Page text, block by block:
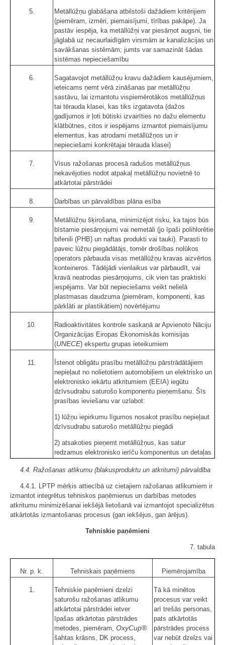
5.
Metāllūžņu glabāšana atbilstoši dažādiem kritērijiem
(piemēram, izmēri, piemaisījumi, tīrības pakāpe). Ja
pastāv iespēja, ka metāllūžņi var piesārņot augsni, tie
jāglabā uz necaurlaidīgām virsmām ar kanalizācijas un
savākšanas sistēmām; jumts var samazināt šādas
sistēmas nepieciešamību
6.
Sagatavojot metāllūžņu kravu dažādiem kausējumiem,
ieteicams ņemt vērā zināšanas par metāllūžņu
sastāvu, lai izmantotu vispiemērotākos metāllūžņus
tai tērauda klasei, kas tiks izgatavota (dažos
gadījumos ir ļoti būtiski izvairīties no dažu elementu
klātbūtnes, citos ir iespējams izmantot piemaisījumu
elementus, kas atrodami metāllūžņos un ir
nepieciešami konkrētajai tērauda klasei)
7.
Visus ražošanas procesā radušos metāllūžņus
nekavējoties nodot atpakaļ metāllūžņu novietnē to
atkārtotai pārstrādei
8. Darbības un pārvaldības plāna esība
9.
Metāllūžņu šķirošana, minimizējot risku, ka tajos būs
bīstamie piesārņojumi vai nemetāli (jo īpaši polihlorētie
bifenili (PHB) un naftas produkti vai tauki). Parasti to
paveic lūžņu piegādātājs, tomēr drošības nolūkos
operators pārbauda visas metāllūžņu kravas aizvērtos
konteineros. Tādējādi vienlaikus var pārbaudīt, vai
kravā neatrodas piesārņojums, cik vien tas praktiski
iespējams. Var būt nepieciešams veikt nelielā
plastmasas daudzuma (piemēram, komponenti, kas
pārklāti ar plastikātiem) novērtējumu
10.
Radioaktivitātes kontrole saskaņā ar Apvienoto Nāciju
Organizācijas Eiropas Ekonomiskās komisijas
(UNECE) ekspertu grupas ieteikumiem
11.
Īstenot obligātu prasību metāllūžņu pārstrādātājiem
nepieļaut no nolietotiem automobiļiem un elektrisko un
elektronisko iekārtu atkritumiem (EEIA) iegūtu
dzīvsudrabu saturošo komponentu pieņemšanu. Šīs
prasības ieviešanu var uzlabot:
1) lūžņu iepirkumu līgumos nosakot prasību nepieļaut
dzīvsudrabu saturošo metāllūžņu piegādi
2) atsakoties pieņemt metāllūžņus, kas satur
redzamus elektronisko ierīču komponentus un detaļas
4.4. Ražošanas atlikumu (blakusproduktu un atkritumi) pārvaldība
4.4.1. LPTP mērķis attiecībā uz cietajiem ražošanas atlikumiem ir
izmantot integrētus tehniskos paņēmienus un darbības metodes
atkritumu minimizēšanai iekšējā lietošanā vai izmantojot specializētus
atkārtotās izmantošanas procesus (gan iekšējus, gan ārējus).
Tehniskie paņēmieni
7. tabula
Nr. p. k. Tehniskais paņēmiens Piemērojamība
1.
Tehniskie paņēmieni dzelzi
saturošu ražošanas atlikumu
atkārtotai pārstrādei ietver
īpašas atkārtotas pārstrādes
metodes, piemēram, OxyCup®
šahtas krāsns, DK process,
Tā kā minētos
procesus var veikt
arī trešās personas,
pats atkārtotās
pārstrādes process
var nebūt dzelzs vai